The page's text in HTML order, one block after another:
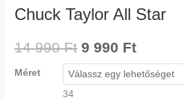
Chuck Taylor All Star
14 990Ft
was:
990 Ft.
9 990 Ft
is:
990 Ft.
Méret
34
mennyiség